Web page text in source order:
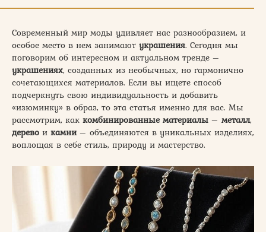
Современный мир моды удивляет нас разнообразием, и
особое место в нем занимают украшения. Сегодня мы
поговорим об интересном и актуальном тренде –
украшениях, созданных из необычных, но гармонично
сочетающихся материалов. Если вы ищете способ
подчеркнуть свою индивидуальность и добавить
«изюминку» в образ, то эта статья именно для вас. Мы
рассмотрим, как комбинированные материалы – металл,
дерево и камни– объединяются в уникальных изделиях,
воплощая в себе стиль, природу и мастерство.